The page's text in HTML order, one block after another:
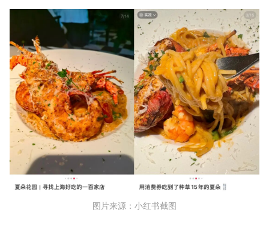
图片来源：小红书截图